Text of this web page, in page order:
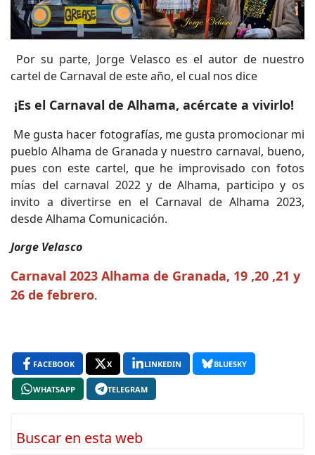
Por su parte, Jorge Velasco es el autor de nuestro
cartel de Carnaval de este año, el cual nos dice
¡Es el Carnaval de Alhama, acércate a vivirlo!
Me gusta hacer fotografías, me gusta promocionar mi
pueblo Alhama de Granada y nuestro carnaval, bueno,
pues con este cartel, que he improvisado con fotos
mías del carnaval 2022 y de Alhama, participo y os
invito a divertirse en el Carnaval de Alhama 2023,
desde Alhama Comunicación.
Jorge Velasco
Carnaval 2023 Alhama de Granada, 19 ,20 ,21 y
26 de febrero.
FACEBOOK X LINKEDIN BLUESKY
WHATSAPP TELEGRAM
Buscar en esta web